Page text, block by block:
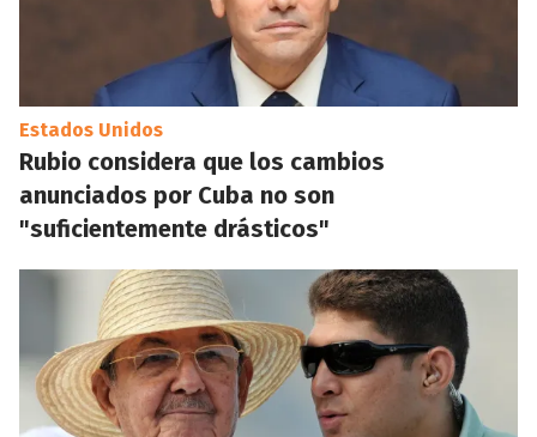
Estados Unidos
Rubio considera que los cambios
anunciados por Cuba no son
"suficientemente drásticos"